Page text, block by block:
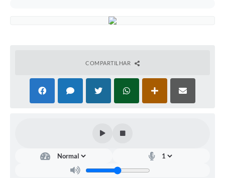
COMPARTILHAR